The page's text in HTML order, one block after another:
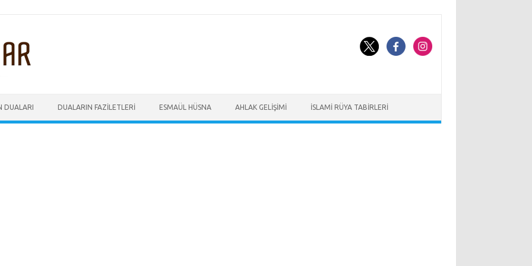
DUALARI DUALARIN FAZILETLERI ESMAÜL HÜSNA AHLAK GELIŞIMI İSLAMI RÜYA TABIRLERI